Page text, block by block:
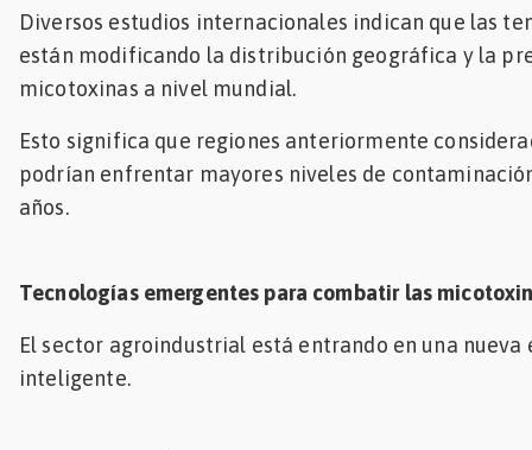
Diversos estudios internacionales indican que las
están modificando la distribución geográfica y la
micotoxinas a nivel mundial.
Esto significa que regiones anteriormente
podrían enfrentar mayores niveles de
años.
Tecnologías emergentes para combatir las
El sector agroindustrial está entrando en una
inteligente.